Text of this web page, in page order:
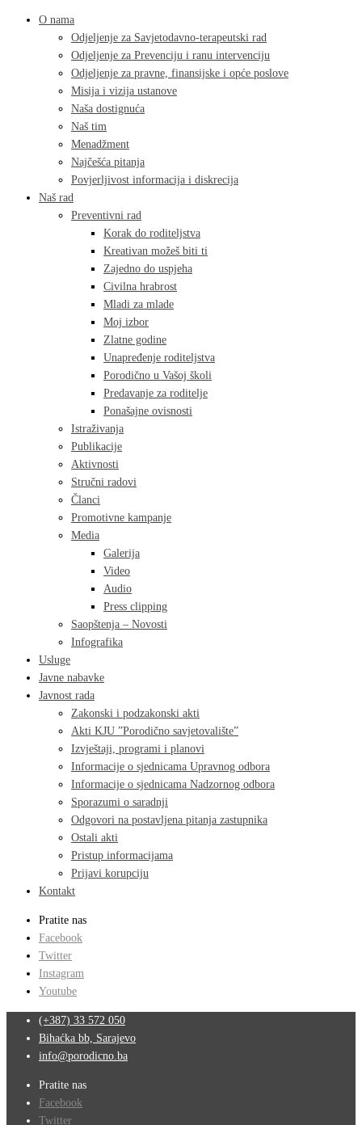
O nama
Odjeljenje za Savjetodavno-terapeutski rad
Odjeljenje za Prevenciju i ranu intervenciju
Odjeljenje za pravne, finansijske i opće poslove
Misija i vizija ustanove
Naša dostignuća
Naš tim
Menadžment
Najčešća pitanja
Povjerljivost informacija i diskrecija
Naš rad
Preventivni rad
Korak do roditeljstva
Kreativan možeš biti ti
Zajedno do uspjeha
Civilna hrabrost
Mladi za mlade
Moj izbor
Zlatne godine
Unapređenje roditeljstva
Porodično u Vašoj školi
Predavanje za roditelje
Ponašajne ovisnosti
Istraživanja
Publikacije
Aktivnosti
Stručni radovi
Članci
Promotivne kampanje
Media
Galerija
Video
Audio
Press clipping
Saopštenja – Novosti
Infografika
Usluge
Javne nabavke
Javnost rada
Zakonski i podzakonski akti
Akti KJU ”Porodično savjetovalište”
Izvještaji, programi i planovi
Informacije o sjednicama Upravnog odbora
Informacije o sjednicama Nadzornog odbora
Sporazumi o saradnji
Odgovori na postavljena pitanja zastupnika
Ostali akti
Pristup informacijama
Prijavi korupciju
Kontakt
Pratite nas
Facebook
Twitter
Instagram
Youtube
(+387) 33 572 050
Bihaćka bb, Sarajevo
info@porodicno.ba
Pratite nas
Facebook
Twitter